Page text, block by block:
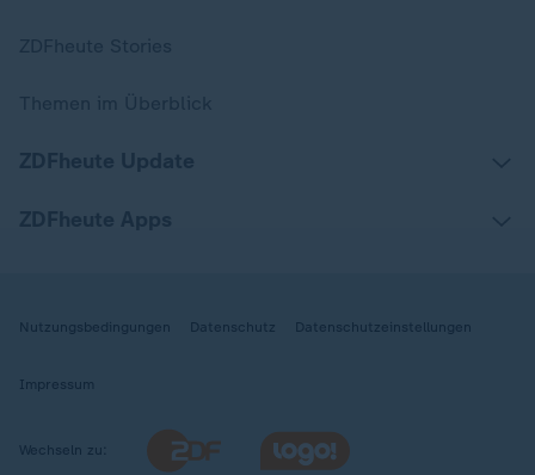
Nutzungsbedingungen Datenschutz Datenschutzeinstellungen
Impressum
Wechseln zu: